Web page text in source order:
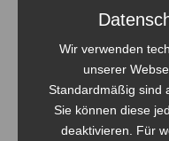
In der Heidewaldhalle
dem sich sechs
Mixed-Teams der
wurde im Modus
Zeitlimit, damit der
Bombas-Youngsters
Wir verwenden
unserer
Standardmäßig sind
Sie können diese
deaktivieren. Für